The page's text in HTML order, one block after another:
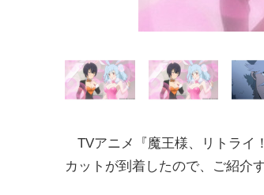
TVアニメ『魔王様、リトライ
カットが到着したので、ご紹介す